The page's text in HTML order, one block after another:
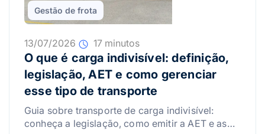
Gestão de frota
13/07/2026 17 minutos
O que é carga indivisível: definição,
legislação, AET e como gerenciar
esse tipo de transporte
Guia sobre transporte de carga indivisível:
conheça a legislação, como emitir a AET e as